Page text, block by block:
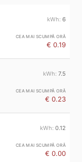
6
€ 0.19
7.5
€ 0.23
0.12
€ 0.00